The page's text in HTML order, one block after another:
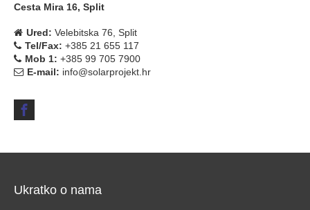
Cesta Mira 16, Split
Ured: Velebitska 76, Split
Tel/Fax: +385 21 655 117
Mob 1: +385 99 705 7900
E-mail: info@solarprojekt.hr
Ukratko o nama